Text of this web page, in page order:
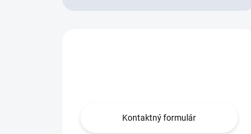
Kontaktný formulár